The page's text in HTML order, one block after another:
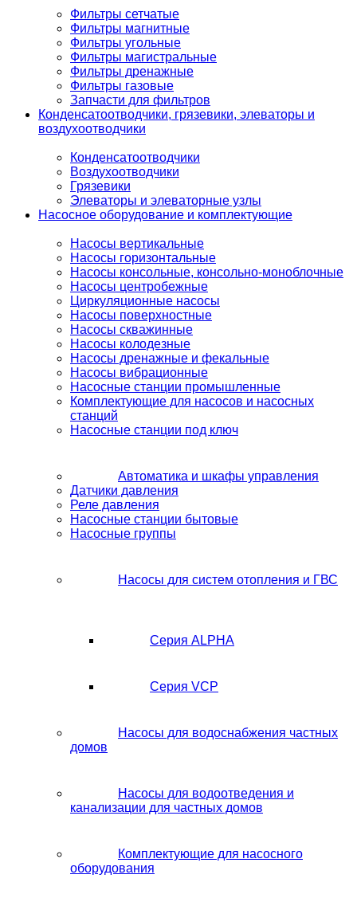
Фильтры сетчатые
Фильтры магнитные
Фильтры угольные
Фильтры магистральные
Фильтры дренажные
Фильтры газовые
Запчасти для фильтров
Конденсатоотводчики, грязевики, элеваторы и
воздухоотводчики
Конденсатоотводчики
Воздухоотводчики
Грязевики
Элеваторы и элеваторные узлы
Насосное оборудование и комплектующие
Насосы вертикальные
Насосы горизонтальные
Насосы консольные, консольно-моноблочные
Насосы центробежные
Циркуляционные насосы
Насосы поверхностные
Насосы скважинные
Насосы колодезные
Насосы дренажные и фекальные
Насосы вибрационные
Насосные станции промышленные
Комплектующие для насосов и насосных
станций
Насосные станции под ключ
Автоматика и шкафы управления
Датчики давления
Реле давления
Насосные станции бытовые
Насосные группы
Насосы для систем отопления и ГВС
Серия ALPHA
Серия VCP
Насосы для водоснабжения частных
домов
Насосы для водоотведения и
канализации для частных домов
Комплектующие для насосного
оборудования